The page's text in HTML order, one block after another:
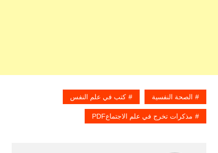
الصحة النفسية كتب في علم النفس
مذكرات تخرج في علم الاجتماعPDF